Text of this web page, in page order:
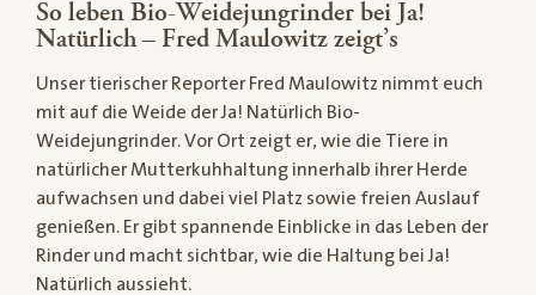
So leben Bio-Weidejungrinder bei Ja!
Natürlich – Fred Maulowitz zeigt’s
Unser tierischer Reporter Fred Maulowitz nimmt euch
mit auf die Weide der Ja! Natürlich Bio-
Weidejungrinder. Vor Ort zeigt er, wie die Tiere in
natürlicher Mutterkuhhaltung innerhalb ihrer Herde
aufwachsen und dabei viel Platz sowie freien Auslauf
genießen. Er gibt spannende Einblicke in das Leben der
Rinder und macht sichtbar, wie die Haltung bei Ja!
Natürlich aussieht.